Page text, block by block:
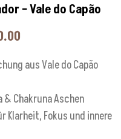
– Vale do Capão
aus Vale do Capão
Chakruna Aschen
Fokus und innere